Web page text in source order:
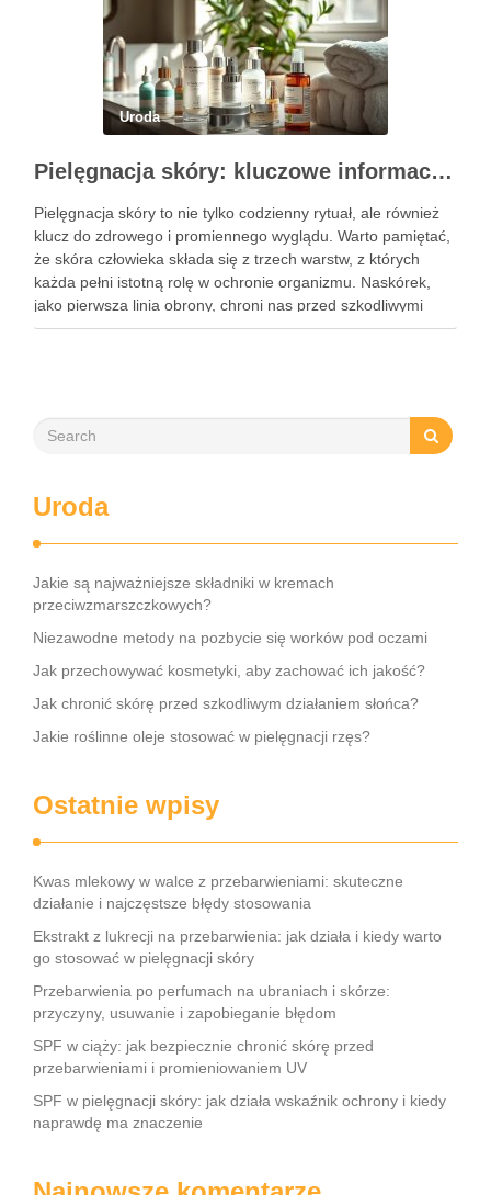
Uroda
Pielęgnacja skóry: kluczowe informacje i skuteczne metody
Pielęgnacja skóry to nie tylko codzienny rytuał, ale również
klucz do zdrowego i promiennego wyglądu. Warto pamiętać,
że skóra człowieka składa się z trzech warstw, z których
każda pełni istotną rolę w ochronie organizmu. Naskórek,
jako pierwsza linia obrony, chroni nas przed szkodliwymi
czynnikami zewnętrznymi, a nawilżająca skóra właściwa,
Uroda
Jakie są najważniejsze składniki w kremach
przeciwzmarszczkowych?
Niezawodne metody na pozbycie się worków pod oczami
Jak przechowywać kosmetyki, aby zachować ich jakość?
Jak chronić skórę przed szkodliwym działaniem słońca?
Jakie roślinne oleje stosować w pielęgnacji rzęs?
Ostatnie wpisy
Kwas mlekowy w walce z przebarwieniami: skuteczne
działanie i najczęstsze błędy stosowania
Ekstrakt z lukrecji na przebarwienia: jak działa i kiedy warto
go stosować w pielęgnacji skóry
Przebarwienia po perfumach na ubraniach i skórze:
przyczyny, usuwanie i zapobieganie błędom
SPF w ciąży: jak bezpiecznie chronić skórę przed
przebarwieniami i promieniowaniem UV
SPF w pielęgnacji skóry: jak działa wskaźnik ochrony i kiedy
naprawdę ma znaczenie